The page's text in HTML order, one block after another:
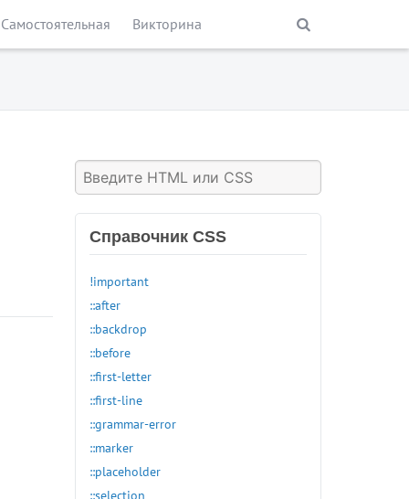
Самостоятельная Викторина
Справочник CSS
!important
::after
::backdrop
::before
::first-letter
::first-line
::grammar-error
::marker
::placeholder
::selection